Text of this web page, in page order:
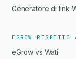
Generatore di link
EGROW
eGrow vs Wati